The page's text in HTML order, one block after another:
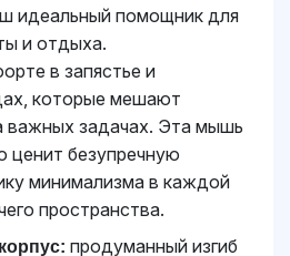
идеальный помощник для
и отдыха.
в запястье и
которые мешают
важных задачах. Эта мышь
ценит безупречную
минимализма в каждой
пространства.
продуманный изгиб